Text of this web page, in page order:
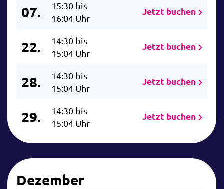
07.
15:30 bis
16:04 Uhr
Jetzt buchen
22.
14:30 bis
15:04 Uhr
Jetzt buchen
28.
14:30 bis
15:04 Uhr
Jetzt buchen
29.
14:30 bis
15:04 Uhr
Jetzt buchen
Dezember